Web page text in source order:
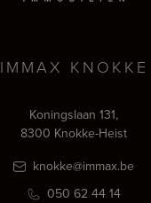
IMMAX KNOKKE
Koningslaan 131,
8300 Knokke-Heist
knokke@immax.be
050 62 44 14